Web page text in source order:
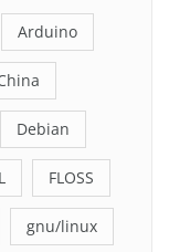
Arduino
Debian
FLOSS
gnu/linux